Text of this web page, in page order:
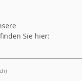
Sie hier: